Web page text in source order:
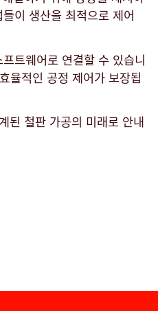
이 생산을 최적으로 제어
트웨어로 연결할 수 있습니
율적인 공정 제어가 보장됩
철판 가공의 미래로 안내